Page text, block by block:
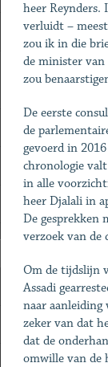
heer Reynders.
verluidt –
zou ik in die
de minister van
zou
De eerste
de
gevoerd in
chronologie
in alle
heer Djalali in
De gesprekken
verzoek van de
Om de tijdslijn
Assadi
naar aanleiding
zeker van dat
dat de
omwille van de